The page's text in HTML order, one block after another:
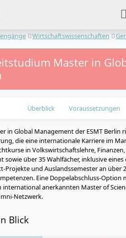
Wirtschaftswissenschaften
Master in
Überblick Voraussetzungen
in Global Management der ESMT Berlin
die eine internationale Karriere im
in Volkswirtschaftslehre,
sowie über 35 Wahlfächer, inklusive
Projekte und Auslandssemester an
Eine Doppelabschluss-
international anerkannten Master of
Netzwerk.
Blick